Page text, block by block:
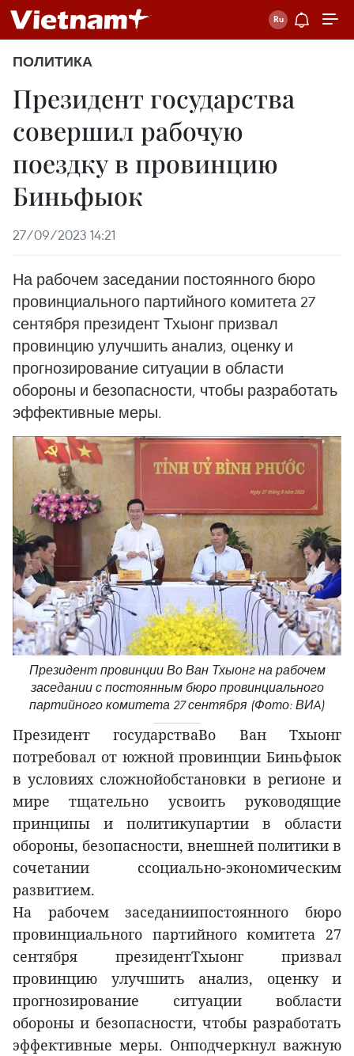
ПОЛИТИКА
Президент государства
совершил рабочую
поездку в провинцию
Биньфыок
27/09/2023 14:21
На рабочем заседании постоянного бюро
провинциального партийного комитета 27
сентября президент Тхыонг призвал
провинцию улучшить анализ, оценку и
прогнозирование ситуации в области
обороны и безопасности, чтобы разработать
эффективные меры.
Президент провинции Во Ван Тхыонг на рабочем
заседании с постоянным бюро провинциального
партийного комитета 27 сентября (Фото: ВИA)
Президент государстваВо Ван Тхыонг
потребовал от южной провинции Биньфыок
в условиях сложнойобстановки в регионе и
мире тщательно усвоить руководящие
принципы и политикупартии в области
обороны, безопасности, внешней политики в
сочетании ссоциально-экономическим
развитием.
На рабочем заседаниипостоянного бюро
провинциального партийного комитета 27
сентября президентТхыонг призвал
провинцию улучшить анализ, оценку и
прогнозирование ситуации вобласти
обороны и безопасности, чтобы разработать
эффективные меры. Онподчеркнул важную